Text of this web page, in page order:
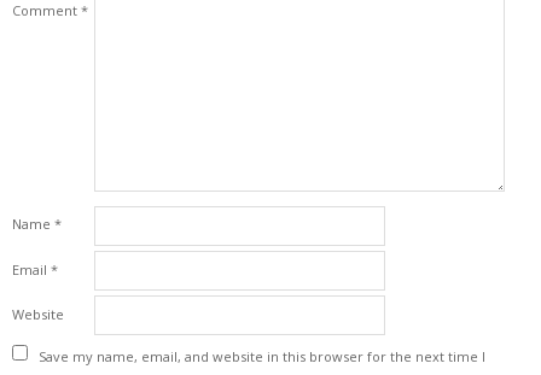
Comment *
Name *
Email *
Website
Save my name, email, and website in this browser for the next time I